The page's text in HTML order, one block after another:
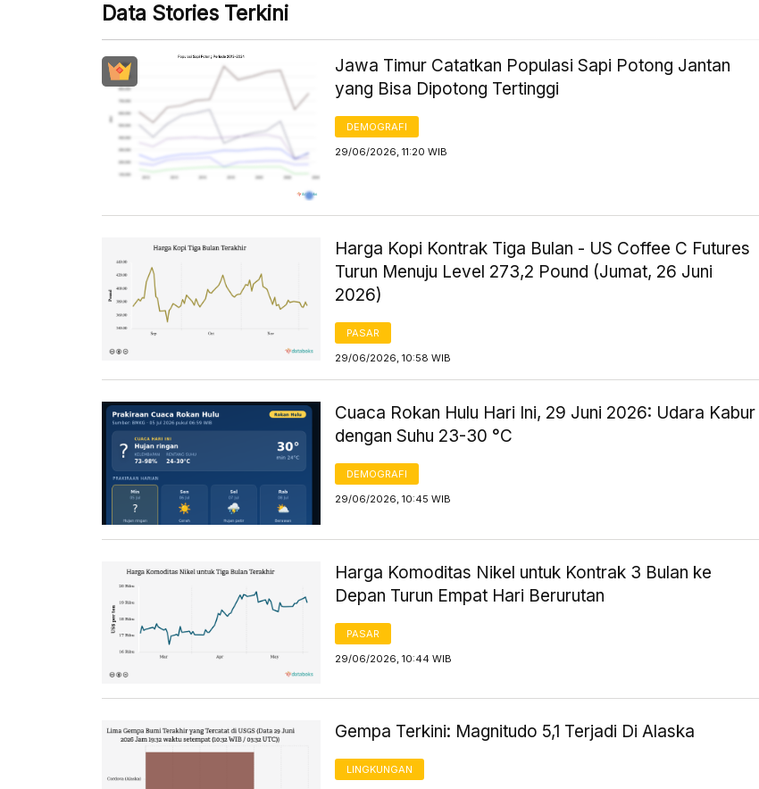
Data Stories Terkini
Jawa Timur Catatkan Populasi Sapi Potong Jantan
yang Bisa Dipotong Tertinggi
DEMOGRAFI
29/06/2026, 11:20 WIB
Harga Kopi Kontrak Tiga Bulan - US Coffee C Futures
Turun Menuju Level 273,2 Pound (Jumat, 26 Juni
2026)
PASAR
29/06/2026, 10:58 WIB
Cuaca Rokan Hulu Hari Ini, 29 Juni 2026: Udara Kabur
dengan Suhu 23-30 °C
DEMOGRAFI
29/06/2026, 10:45 WIB
Harga Komoditas Nikel untuk Kontrak 3 Bulan ke
Depan Turun Empat Hari Berurutan
PASAR
29/06/2026, 10:44 WIB
Gempa Terkini: Magnitudo 5,1 Terjadi Di Alaska
LINGKUNGAN